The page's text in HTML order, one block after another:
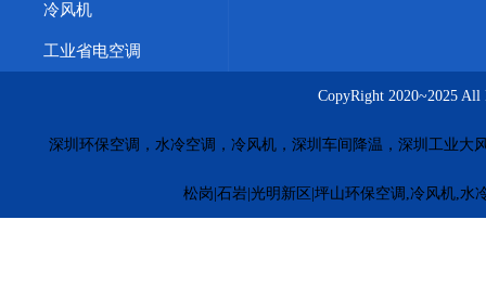
冷风机
工业省电空调
CopyRight 2020~2025
深圳环保空调，水冷空调，冷风机，深圳车间降温，深圳工业大
松岗|石岩|光明新区|坪山环保空调,冷风机,水